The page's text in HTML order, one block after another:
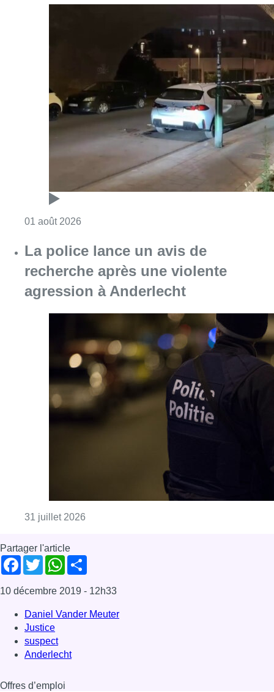
01 août 2026
La police lance un avis de
recherche après une violente
agression à Anderlecht
31 juillet 2026
Partager l'article
Facebook
TwitterWhatsApp
10 décembre 2019 - 12h33
Daniel Vander Meuter
Justice
suspect
Anderlecht
Offres d’emploi